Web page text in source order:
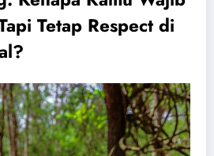
Tetap Respect di